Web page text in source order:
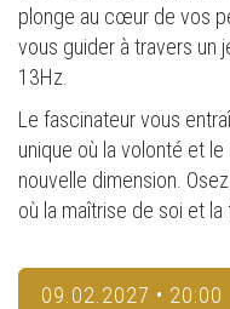
plonge au cœur de vos
vous guider à travers un
13Hz.
Le fascinateur vous
unique où la volonté et
nouvelle dimension.
où la maîtrise de soi et
09.02.2027 • 20:00